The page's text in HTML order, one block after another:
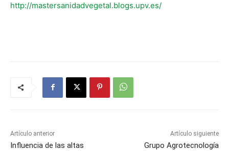
http://mastersanidadvegetal.blogs.upv.es/
Artículo anterior
Influencia de las altas
Artículo siguiente
Grupo Agrotecnología